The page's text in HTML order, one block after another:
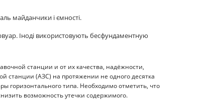
майданчики і ємності.
Іноді використовують бесфундаментную
станции и от их качества, надёжности,
станции (АЗС) на протяжении не одного десятка
горизонтального типа. Необходимо отметить, что
возможность утечки содержимого.